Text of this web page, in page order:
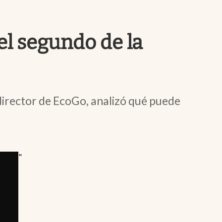
segundo de la
de EcoGo, analizó qué puede
"